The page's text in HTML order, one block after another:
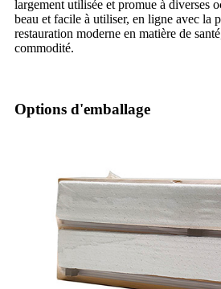
largement utilisée et promue à diverses
beau et facile à utiliser, en ligne avec la
restauration moderne en matière de
commodité.
Options d'emballage